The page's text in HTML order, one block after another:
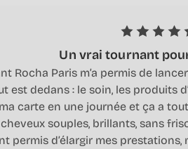
Un vrai tournant
Rocha Paris m’a permis de
est dedans : le soin, les produits
ma carte en une journée et ça a
souples, brillants, sans
permis d’élargir mes prestations,